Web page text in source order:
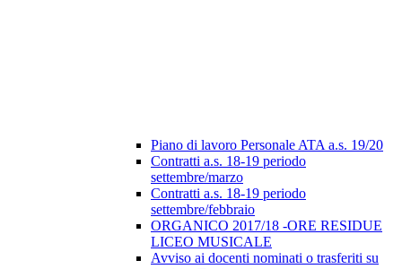
Piano di lavoro Personale ATA a.s. 19/20
Contratti a.s. 18-19 periodo
settembre/marzo
Contratti a.s. 18-19 periodo
settembre/febbraio
ORGANICO 2017/18 -ORE RESIDUE
LICEO MUSICALE
Avviso ai docenti nominati o trasferiti su